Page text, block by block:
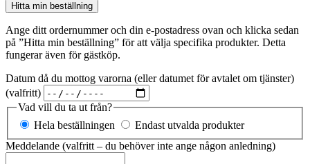
Hitta min beställning
Ange ditt ordernummer och din e-postadress ovan och klicka sedan
på ”Hitta min beställning” för att välja specifika produkter. Detta
fungerar även för gästköp.
Datum då du mottog varorna (eller datumet för avtalet om tjänster)
(valfritt)
Vad vill du ta ut från?
Hela beställningen
Endast utvalda produkter
Meddelande (valfritt – du behöver inte ange någon anledning)